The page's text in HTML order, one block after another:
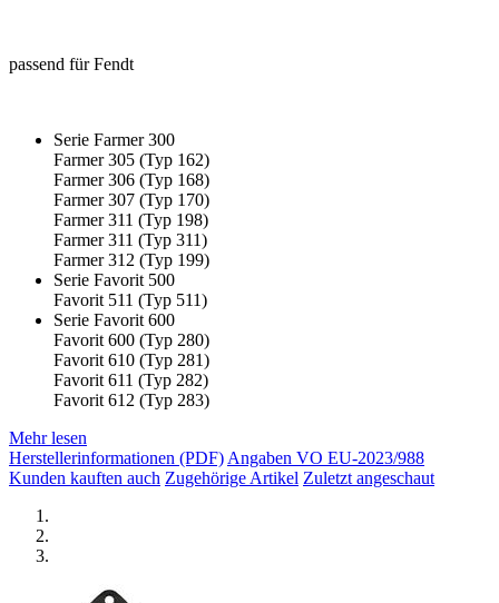
passend für Fendt
Serie Farmer 300
Farmer 305 (Typ 162)
Farmer 306 (Typ 168)
Farmer 307 (Typ 170)
Farmer 311 (Typ 198)
Farmer 311 (Typ 311)
Farmer 312 (Typ 199)
Serie Favorit 500
Favorit 511 (Typ 511)
Serie Favorit 600
Favorit 600 (Typ 280)
Favorit 610 (Typ 281)
Favorit 611 (Typ 282)
Favorit 612 (Typ 283)
Mehr lesen
Herstellerinformationen (PDF)Angaben VO EU-2023/988
Kunden kauften auch Zugehörige Artikel Zuletzt angeschaut